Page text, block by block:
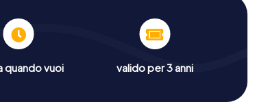
quando vuoi valido per 3 anni